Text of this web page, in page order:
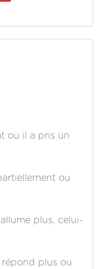
ou il a pris un
ou
plus, celui-
répond plus ou